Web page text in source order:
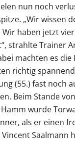
nun noch
„Wir wissen
haben jetzt
strahlte Trainer
machten es
richtig
(55.) fast noch
Beim Stande
wurde
als er einen
Saalmann